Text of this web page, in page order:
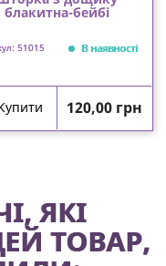
блакитна-бейбі
51015 В наявності
Ціна
120,00 грн
ЯКІ
ТОВАР,